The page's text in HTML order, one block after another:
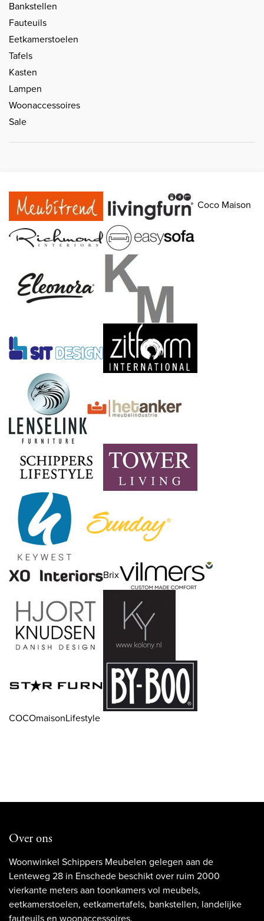
Bankstellen
Fauteuils
Eetkamerstoelen
Tafels
Kasten
Lampen
Woonaccessoires
Sale
Coco Maison
Brix
COCOmaisonLifestyle
Over ons
Woonwinkel Schippers Meubelen gelegen aan de
Lenteweg 28 in Enschede beschikt over ruim 2000
vierkante meters aan toonkamers vol meubels,
eetkamerstoelen, eetkamertafels, bankstellen, landelijke